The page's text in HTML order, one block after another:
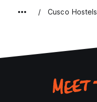
Cusco Hostels